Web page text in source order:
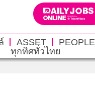
ASSET PEOPLE
ทุกทิศทั่วไทย